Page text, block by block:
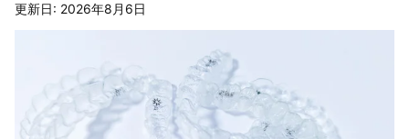
更新日: 2026年8月6日